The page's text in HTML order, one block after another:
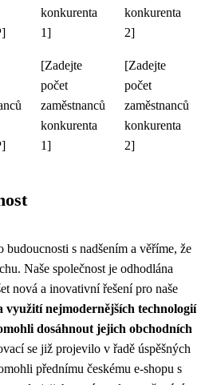
konkurenta
1]
konkurenta
2]
[Zadejte
počet
zaměstnanců
konkurenta
1]
[Zadejte
počet
zaměstnanců
konkurenta
2]
s nadšením a věříme, že
Naše společnost je odhodlána
nová a inovativní řešení pro naše
využití nejmodernějších technologií
dosáhnout jejich obchodních
se již projevilo v řadě úspěšných
přednímu českému e-shopu s